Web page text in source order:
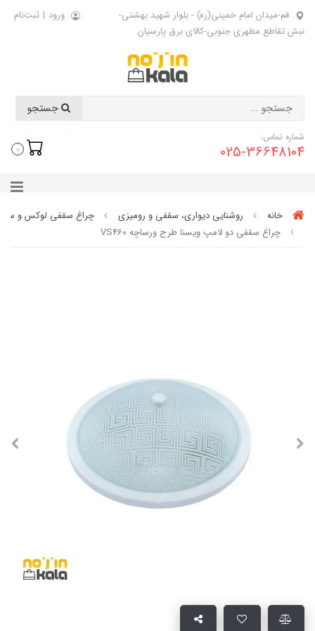
قم-میدان امام خمینی(ره) - بلوار شهید بهشتی-
نبش تقاطع مطهری جنوبی-کالای برق پارسیان
ورود | ثبت‌نام
شماره تماس:
025-36648104
0
خانه روشنایی دیواری، سقفی و رومیزی
چراغ سقفی لوکس و
چراغ سقفی دو لامپ ویسنا طرح ورساچه VS460